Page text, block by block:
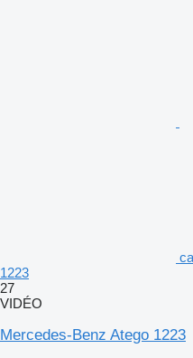
1223
27
VIDÉO
Mercedes-Benz Atego 1223